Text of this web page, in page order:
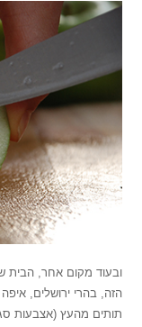
ובעוד מקום אחר, הבית
הזה, בהרי ירושלים,
תותים מהעץ (אצבעות